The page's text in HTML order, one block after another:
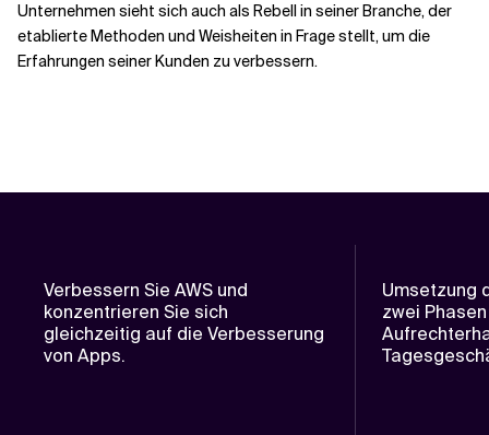
Unternehmen sieht sich auch als Rebell in seiner Branche, der
etablierte Methoden und Weisheiten in Frage stellt, um die
Erfahrungen seiner Kunden zu verbessern.
Verbessern Sie AWS und
konzentrieren Sie sich
gleichzeitig auf die Verbesserung
von Apps.
Umsetzung
zwei